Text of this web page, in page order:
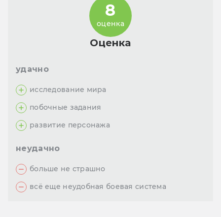
Оценка
8
оценка
удачно
исследование мира
побочные задания
развитие персонажа
неудачно
больше не страшно
всё еще неудобная боевая система